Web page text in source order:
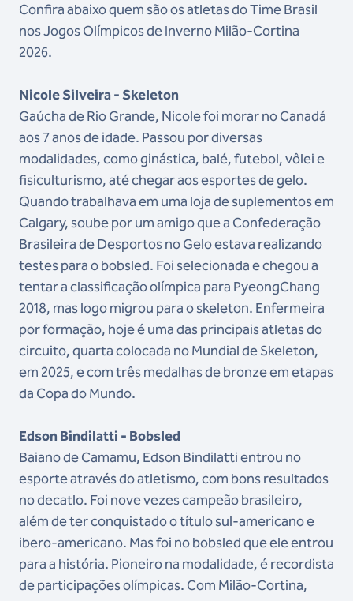
Confira abaixo quem são os atletas do Time Brasil
nos Jogos Olímpicos de Inverno Milão-Cortina
2026.
Nicole Silveira - Skeleton
Gaúcha de Rio Grande, Nicole foi morar no Canadá
aos 7 anos de idade. Passou por diversas
modalidades, como ginástica, balé, futebol, vôlei e
fisiculturismo, até chegar aos esportes de gelo.
Quando trabalhava em uma loja de suplementos em
Calgary, soube por um amigo que a Confederação
Brasileira de Desportos no Gelo estava realizando
testes para o bobsled. Foi selecionada e chegou a
tentar a classificação olímpica para PyeongChang
2018, mas logo migrou para o skeleton. Enfermeira
por formação, hoje é uma das principais atletas do
circuito, quarta colocada no Mundial de Skeleton,
em 2025, e com três medalhas de bronze em etapas
da Copa do Mundo.
Edson Bindilatti - Bobsled
Baiano de Camamu, Edson Bindilatti entrou no
esporte através do atletismo, com bons resultados
no decatlo. Foi nove vezes campeão brasileiro,
além de ter conquistado o título sul-americano e
ibero-americano. Mas foi no bobsled que ele entrou
para a história. Pioneiro na modalidade, é recordista
de participações olímpicas. Com Milão-Cortina,